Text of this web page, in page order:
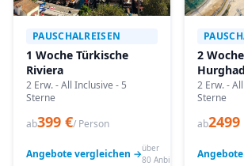
PAUSCHALREISEN
1 Woche Türkische
Riviera
2 Erw. - All Inclusive - 5
Sterne
ab399 €/ Person
Angebote vergleichen →über
80 Anbieter
2
2 Erw. -
Sterne
ab2499